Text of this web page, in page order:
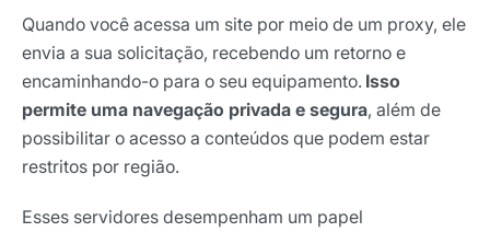
Quando você acessa um site por meio de um proxy, ele
envia a sua solicitação, recebendo um retorno e
encaminhando-o para o seu equipamento. Isso
permite uma navegação privada e segura, além de
possibilitar o acesso a conteúdos que podem estar
restritos por região.
Esses servidores desempenham um papel